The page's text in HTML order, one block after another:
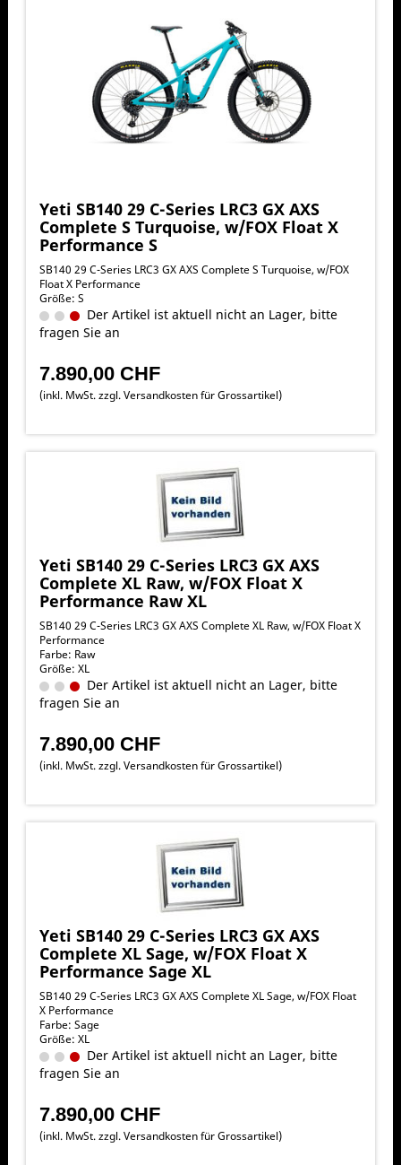
Yeti SB140 29 C-Series LRC3 GX AXS
Complete S Turquoise, w/FOX Float X
Performance S
SB140 29 C-Series LRC3 GX AXS Complete S Turquoise, w/FOX
Float X Performance
Größe: S
Der Artikel ist aktuell nicht an Lager, bitte
fragen Sie an
7.890,00 CHF
(inkl. MwSt. zzgl.Versandkosten für Grossartikel)
Yeti SB140 29 C-Series LRC3 GX AXS
Complete XL Raw, w/FOX Float X
Performance Raw XL
SB140 29 C-Series LRC3 GX AXS Complete XL Raw, w/FOX Float X
Performance
Farbe: Raw
Größe: XL
Der Artikel ist aktuell nicht an Lager, bitte
fragen Sie an
7.890,00 CHF
(inkl. MwSt. zzgl.Versandkosten für Grossartikel)
Yeti SB140 29 C-Series LRC3 GX AXS
Complete XL Sage, w/FOX Float X
Performance Sage XL
SB140 29 C-Series LRC3 GX AXS Complete XL Sage, w/FOX Float
X Performance
Farbe: Sage
Größe: XL
Der Artikel ist aktuell nicht an Lager, bitte
fragen Sie an
7.890,00 CHF
(inkl. MwSt. zzgl.Versandkosten für Grossartikel)